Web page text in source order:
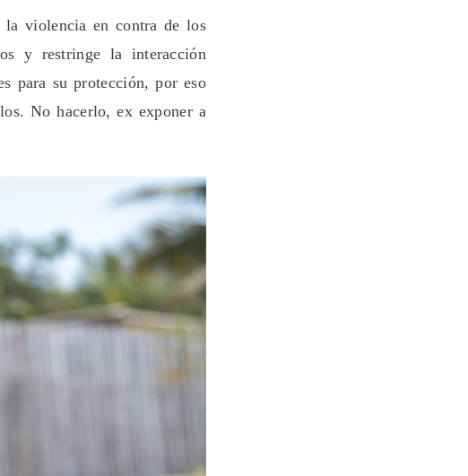
la violencia en contra de los
y restringe la interacción
para su protección, por eso
No hacerlo, ex exponer a